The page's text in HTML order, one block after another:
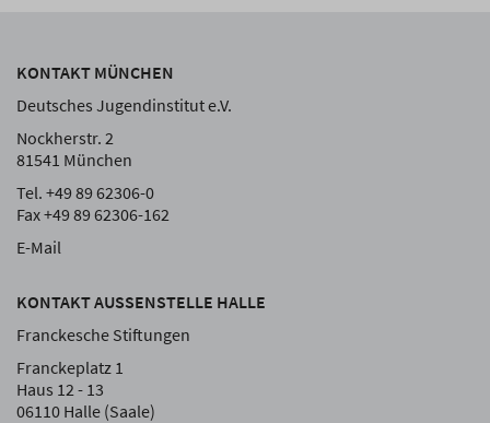
KONTAKT MÜNCHEN
Deutsches Jugendinstitut e.V.
Nockherstr. 2
81541 München
Tel. +49 89 62306-0
Fax +49 89 62306-162
E-Mail
KONTAKT AUSSENSTELLE HALLE
Franckesche Stiftungen
Franckeplatz 1
Haus 12 - 13
06110 Halle (Saale)